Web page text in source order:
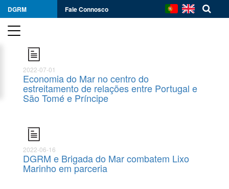
DGRM Fale Connosco
2022-07-01
Economia do Mar no centro do
estreitamento de relações entre Portugal e
São Tomé e Príncipe
2022-06-16
DGRM e Brigada do Mar combatem Lixo
Marinho em parceria